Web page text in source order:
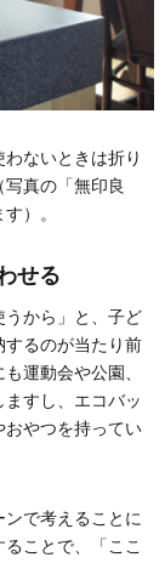
ないときは折り
真の「無印良
）。
せる
うから」と、子ど
するのが当たり前
運動会や公園、
すし、エコバッ
おやつを持ってい
で考えることに
ことで、「ここ